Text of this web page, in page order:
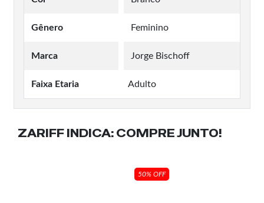
Gênero Feminino
Marca Jorge Bischoff
Faixa Etaria Adulto
ZARIFF INDICA: COMPRE JUNTO!
50% OFF